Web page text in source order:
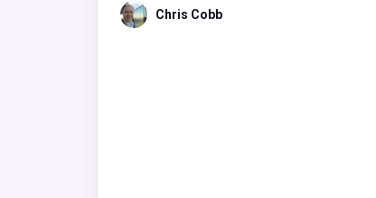
Chris Cobb